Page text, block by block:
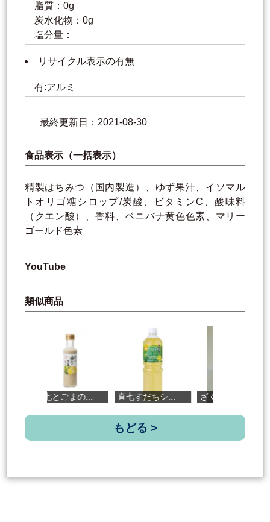
脂質：0g
炭水化物：0g
塩分量：
リサイクル表示の有無
有:アルミ
最終更新日：2021-08-30
食品表示（一括表示）
精製はちみつ（国内製造）、ゆず果汁、イソマル
トオリゴ糖シロップ/炭酸、ビタミンC、酸味料
（クエン酸）、香料、ベニバナ黄色色素、マリー
ゴールド色素
YouTube
類似商品
直七とごまの... 直七すだちシ... ざく切り濃厚...
もどる >